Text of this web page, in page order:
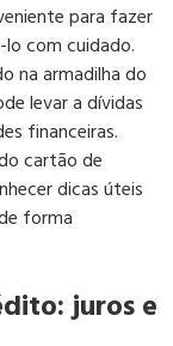
para fazer
com cuidado.
na armadilha do
levar a dívidas
financeiras.
cartão de
dicas úteis
forma
juros e